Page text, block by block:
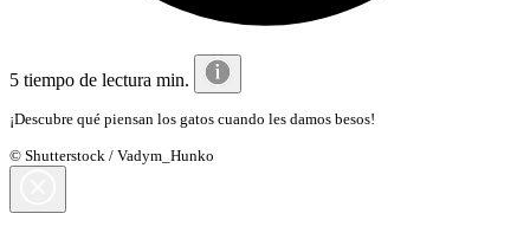
5 tiempo de lectura min.
¡Descubre qué piensan los gatos cuando les damos besos!
© Shutterstock / Vadym_Hunko